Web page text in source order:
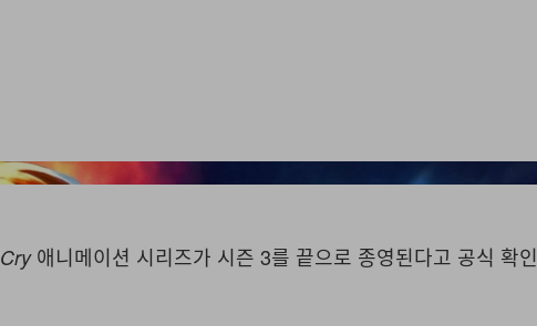
애니메이션 시리즈가 시즌 3를 끝으로 종영된다고 공식 확인